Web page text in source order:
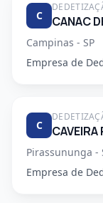
C CANAC
Campinas - SP
Empresa de
C
Pirassununga -
Empresa de